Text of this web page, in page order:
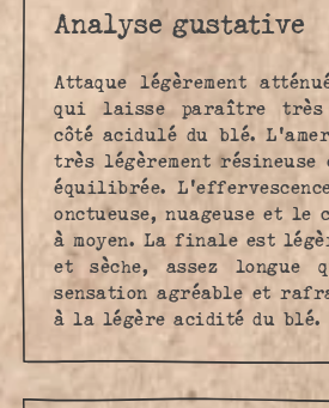
Analyse gustative
Attaque légèrement
qui laisse paraître très
côté acidulé du blé.
très légèrement
équilibrée.
onctueuse, nuageuse et le
à moyen. La finale est
et sèche, assez longue
sensation agréable et
à la légère acidité du blé.